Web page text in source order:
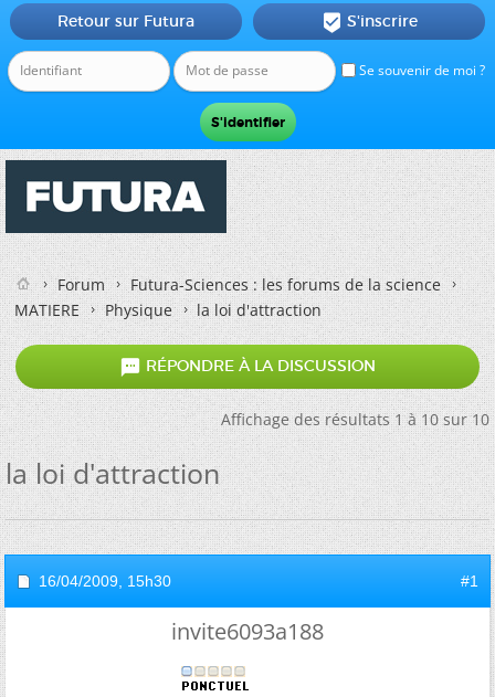
Se souvenir de moi ?
Retour sur Futura  S'inscrire
Forum
Futura-Sciences : les forums de la science
MATIERE
Physique la loi d'attraction
 RÉPONDRE À LA DISCUSSION
Affichage des résultats 1 à 10 sur 10
la loi d'attraction
16/04/2009, 15h30 #1
invite6093a188